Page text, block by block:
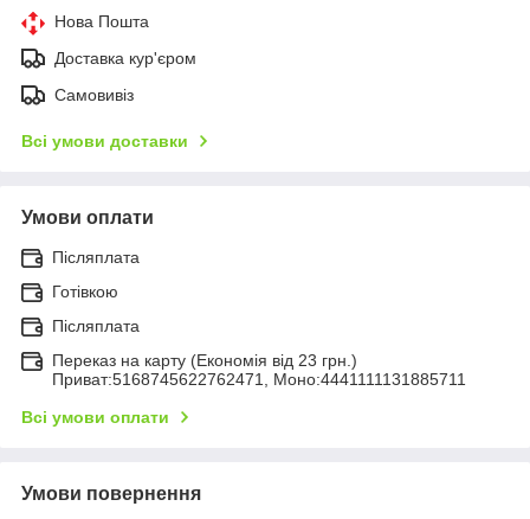
Нова Пошта
Доставка кур'єром
Самовивіз
Всі умови доставки
Умови оплати
Післяплата
Готівкою
Післяплата
Переказ на карту (Економія від 23 грн.)
Приват:5168745622762471, Моно:4441111131885711
Всі умови оплати
Умови повернення